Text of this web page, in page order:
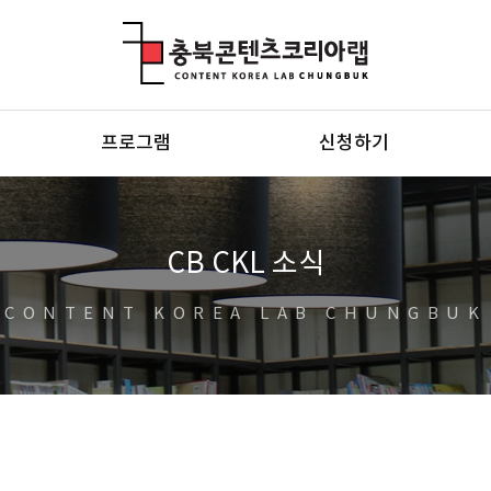
프로그램 신청하기
CB CKL 소식
CONTENT KOREA LAB CHUNGBUK